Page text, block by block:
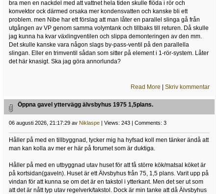
bra men en nackdel med att vattnet hela tiden skulle flöda i rör och
konvektor ock därmed orsaka mer kondensvatten och kanske bli ett
problem. men Nibe har ett förslag att man låter en parallel slinga gå från
utgången av VP genom samma volymtank och tillbaks till returen. Då skulle
jag kunna ha kvar växlingventilen och slippa demonteringen av den mm.
Det skulle kanske vara någon slags by-pass-ventil på den parallella
slingan. Eller en trimventil sådan som sitter på element i 1-rör-system. Låter
det här knasigt. Ska jag göra annorlunda?
Read More |Skriv kommentar
Öppna gavel yttervägg älvsbyhus 1975 1,5plans.
06 augusti 2026, 21:17:29 av Niklaspe| Views: 243 | Comments: 3
Håller på med en tillbyggnad, tycker mig ha hyfsad koll men tänker ändå att
man kan kolla av mer er här på forumet som är duktiga.
Håller på med en utbyggnad utav huset för att få större kök/matsal köket är
på kortsidan(gaveln). Huset är ett Älvsbyhus från 75, 1,5 plans. Varit upp på
vindan för att kunna se om det är en takstol i ytterkant. Men det ser ut som
att det är nått typ utav regelverk/takstol. Dock är min tanke att då Älvsbyhus